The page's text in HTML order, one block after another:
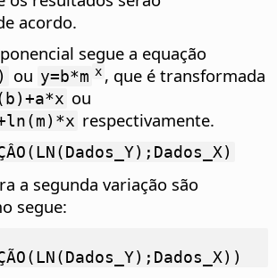
acordo.
segue a equação
ou y=b*m x , que é transformada
ou
respectivamente.
a segunda variação são
segue: